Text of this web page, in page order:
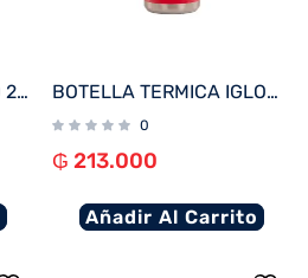
BOLSA TERMICA IGLOO 20 LATAS MEDIUM MOXIE DUFFEL GRIS 62113 BOTELLA TERMICA IGLOO 1.6L ROJO C/MANIJA 31488
0
₲ 213.000
Añadir Al Carrito